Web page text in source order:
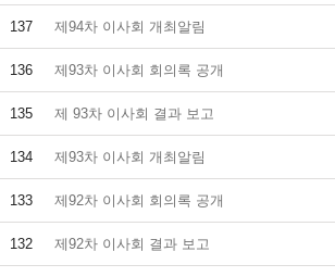
137 제94차 이사회 개최알림
136 제93차 이사회 회의록 공개
135 제 93차 이사회 결과 보고
134 제93차 이사회 개최알림
133 제92차 이사회 회의록 공개
132 제92차 이사회 결과 보고